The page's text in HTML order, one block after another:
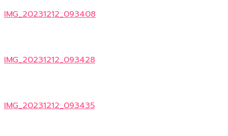
IMG_20231212_093408
IMG_20231212_093428
IMG_20231212_093435